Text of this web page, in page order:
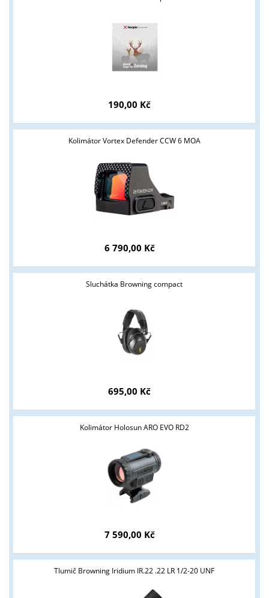
190,00 Kč
Kolimátor Vortex Defender CCW 6 MOA
6 790,00 Kč
Sluchátka Browning compact
695,00 Kč
Kolimátor Holosun ARO EVO RD2
7 590,00 Kč
Tlumič Browning Iridium IR.22 .22 LR 1/2-20 UNF
Tyto stránky jsou určeny pouze odborné veřejnosti od 18 let a
podnikatelům v oblasti zbraně a střelivo. Splňujete tyto
ANO NE